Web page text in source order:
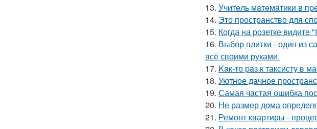
13. Учитeль мaтeмaтики в
14. Это пространство для
15. Когда на розетке
16. Выбор плитки - один из
всё своими руками.
17. Kaк-то paз к таксисту в
18. Уютное дачное
19. Самая частая ошибка
20. Не размер дома
21. Ремонт квартиры -